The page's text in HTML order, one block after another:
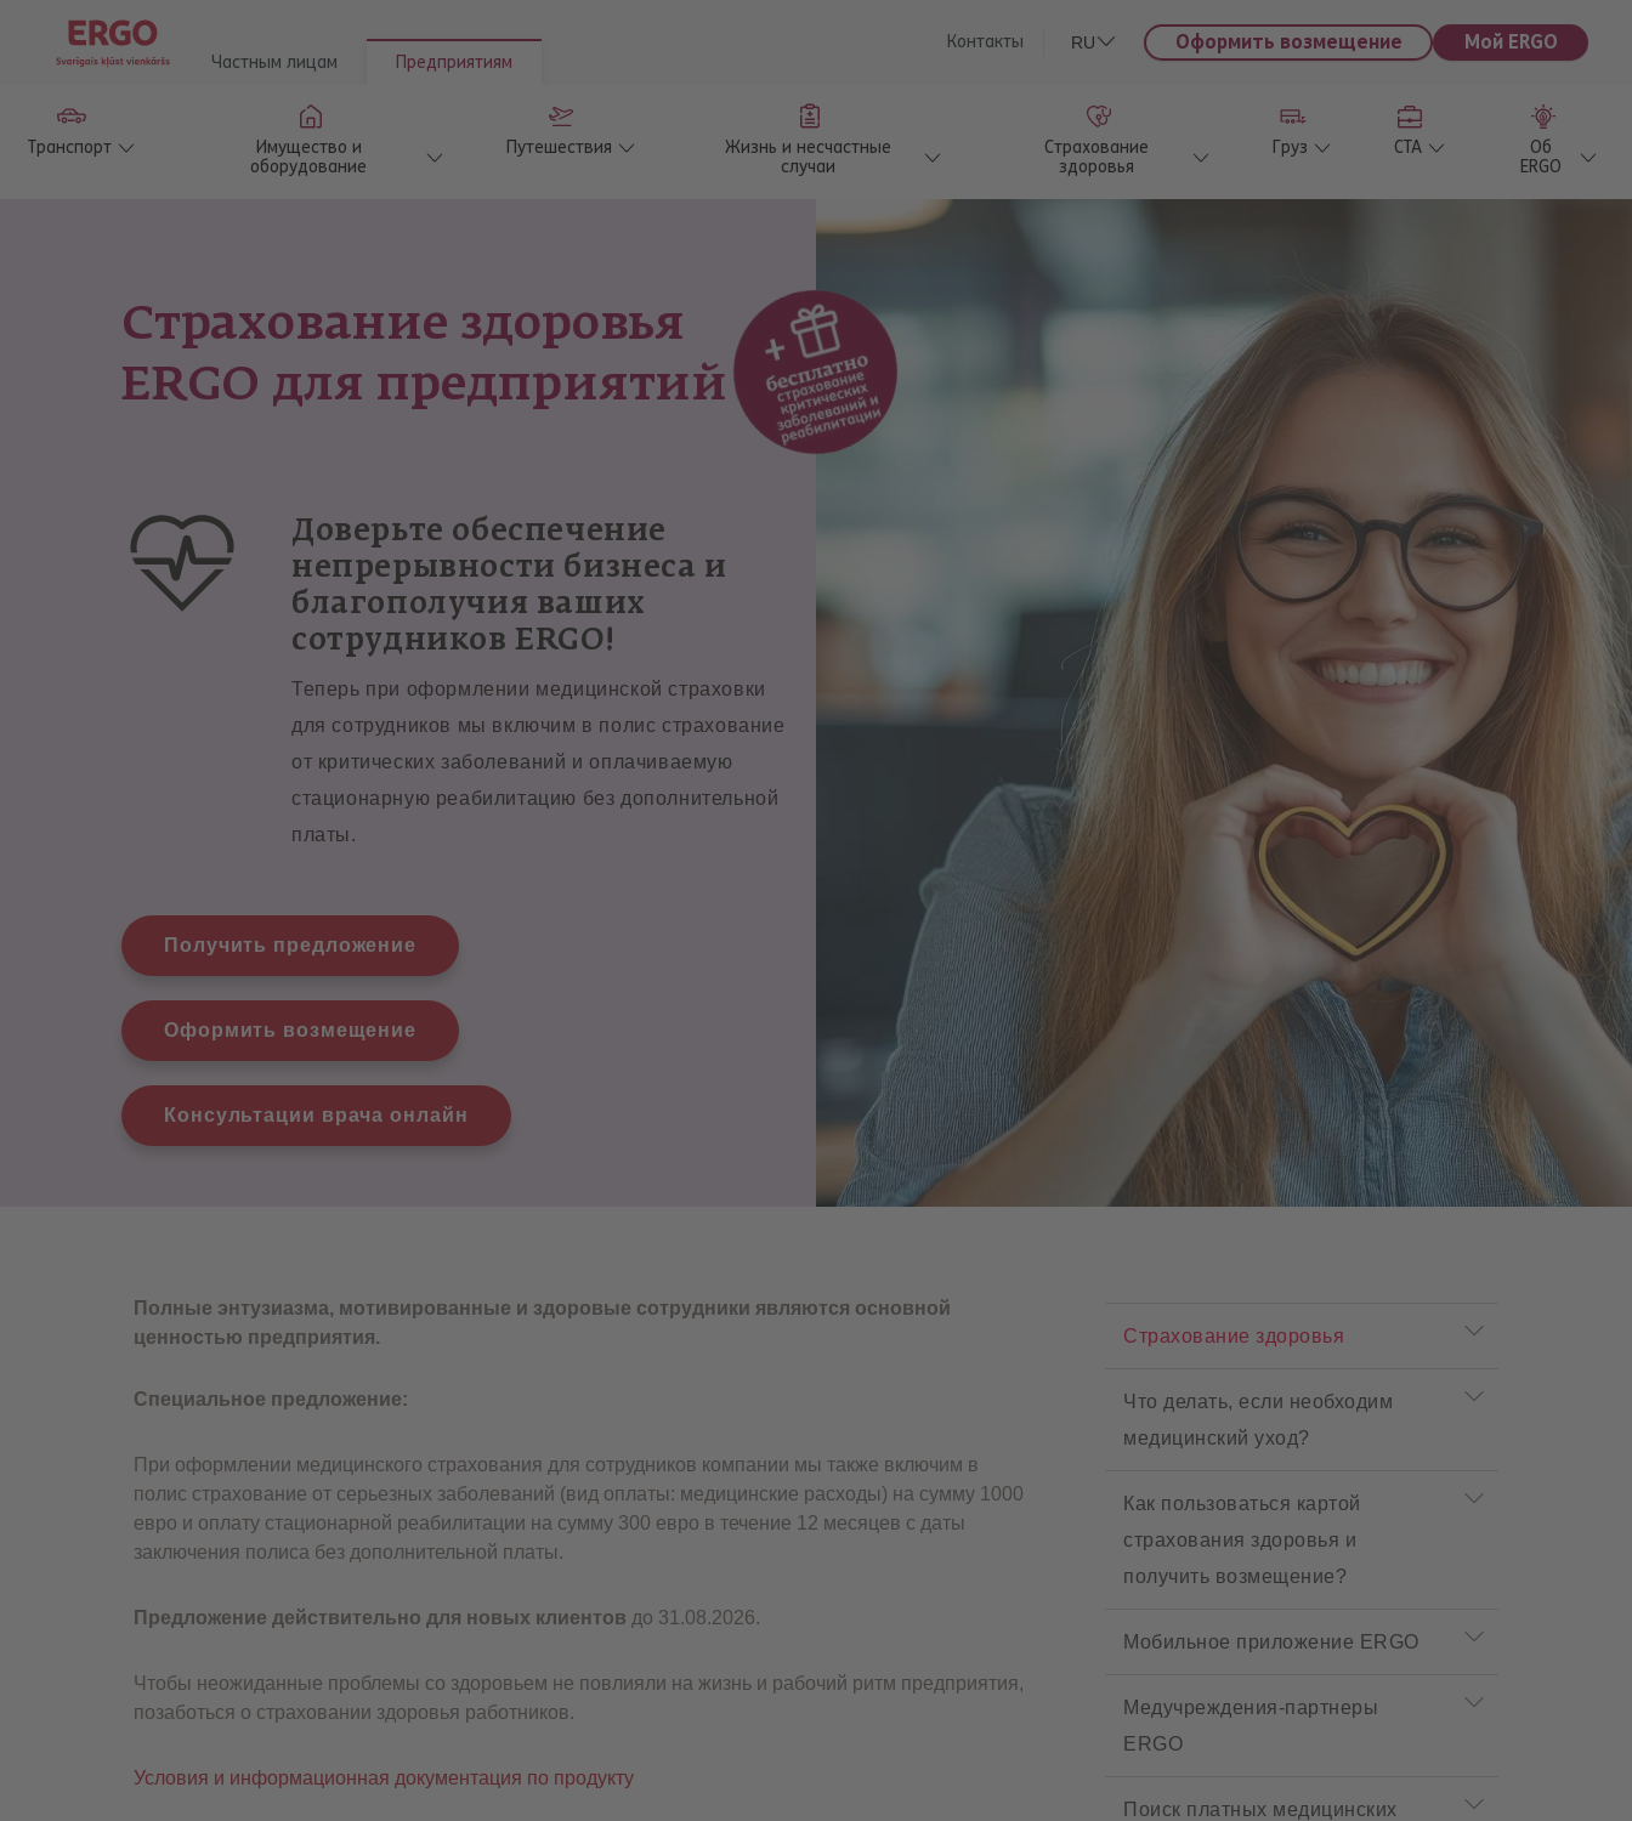
Частным лицам Предприятиям
Контакты RU Оформить возмещение Мой ERGO
Транспорт
Имущество и
оборудование
Путешествия
Жизнь и несчастные
случаи
Страхование
здоровья
Груз CTA
Об
ERGO
Страхование здоровья
ERGO для предприятий
Доверьте обеспечение
непрерывности бизнеса и
благополучия ваших
сотрудников ERGO!
Теперь при оформлении медицинской страховки
для сотрудников мы включим в полис страхование
от критических заболеваний и оплачиваемую
стационарную реабилитацию без дополнительной
платы.
Получить предложение
Оформить возмещение
Консультации врача онлайн
Полные энтузиазма, мотивированные и здоровые сотрудники являются основной
ценностью предприятия.
Специальное предложение:
При оформлении медицинского страхования для сотрудников компании мы также включим в
полис страхование от серьезных заболеваний (вид оплаты: медицинские расходы) на сумму 1000
евро и оплату стационарной реабилитации на сумму 300 евро в течение 12 месяцев с даты
заключения полиса без дополнительной платы.
Предложение действительно для новых клиентов до 31.08.2026.
Чтобы неожиданные проблемы со здоровьем не повлияли на жизнь и рабочий ритм предприятия,
позаботься о страховании здоровья работников.
Условия и информационная документация по продукту
Страхование здоровья
Что делать, если необходим
медицинский уход?
Как пользоваться картой
страхования здоровья и
получить возмещение?
Мобильное приложение ERGO
Медучреждения-партнеры
ERGO
Поиск платных медицинских